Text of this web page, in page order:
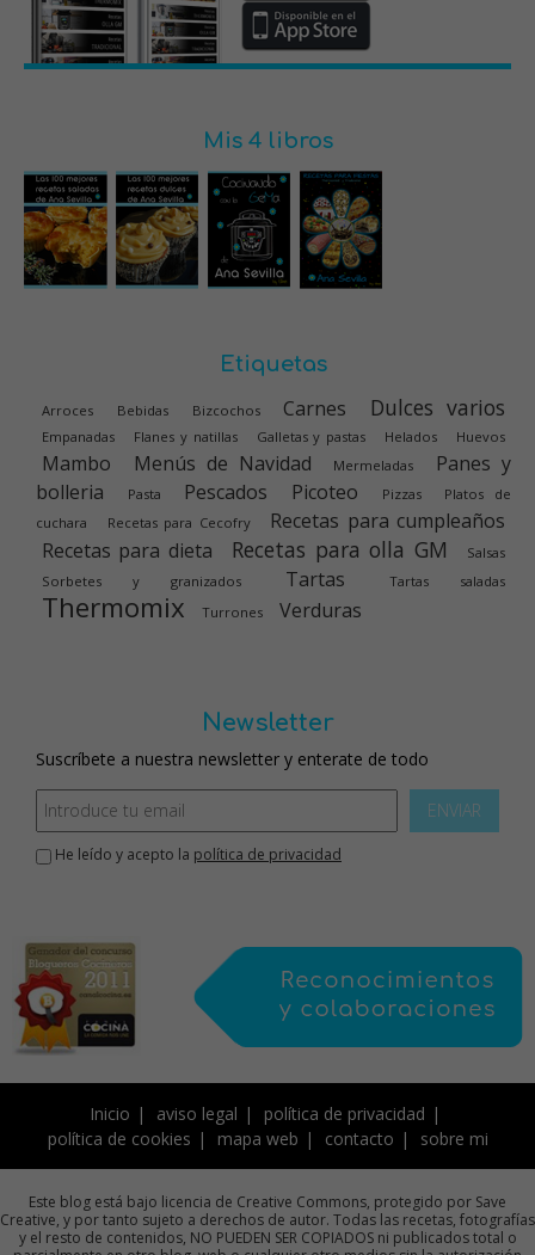
Mis 4 libros
Etiquetas
Arroces Bebidas Bizcochos Carnes Dulces varios
Empanadas Flanes y natillas Galletas y pastas Helados Huevos
Mambo Menús de Navidad Mermeladas
Panes y
bolleria
Pasta Pescados Picoteo Pizzas
Platos de
cuchara
Recetas para Cecofry
Recetas para cumpleaños
Recetas para dieta
Recetas para olla GM
Salsas
Sorbetes y granizados
Tartas Tartas saladas
Thermomix Turrones Verduras
Newsletter
Suscríbete a nuestra newsletter y enterate de todo
ENVIAR
He leído y acepto la política de privacidad
Inicio aviso legal
política de privacidad
política de cookies
mapa web contacto sobre mi
Este blog está bajo licencia de Creative Commons, protegido por Save
Creative, y por tanto sujeto a derechos de autor. Todas las recetas, fotografías
y el resto de contenidos, NO PUEDEN SER COPIADOS ni publicados total o